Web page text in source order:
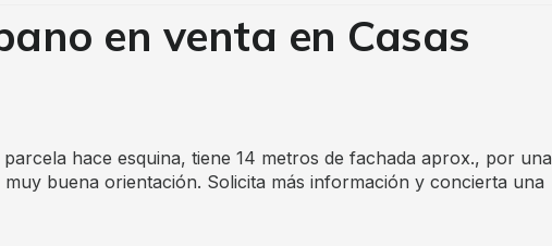
en venta en Casas
hace esquina, tiene 14 metros de fachada aprox., por una
buena orientación. Solicita más información y concierta una